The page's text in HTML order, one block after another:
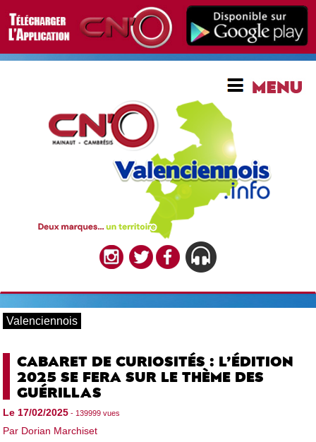
Valenciennois
CABARET DE CURIOSITÉS : L’ÉDITION
2025 SE FERA SUR LE THÈME DES
GUÉRILLAS
Le 17/02/2025 - 139999 vues
Par Dorian Marchiset